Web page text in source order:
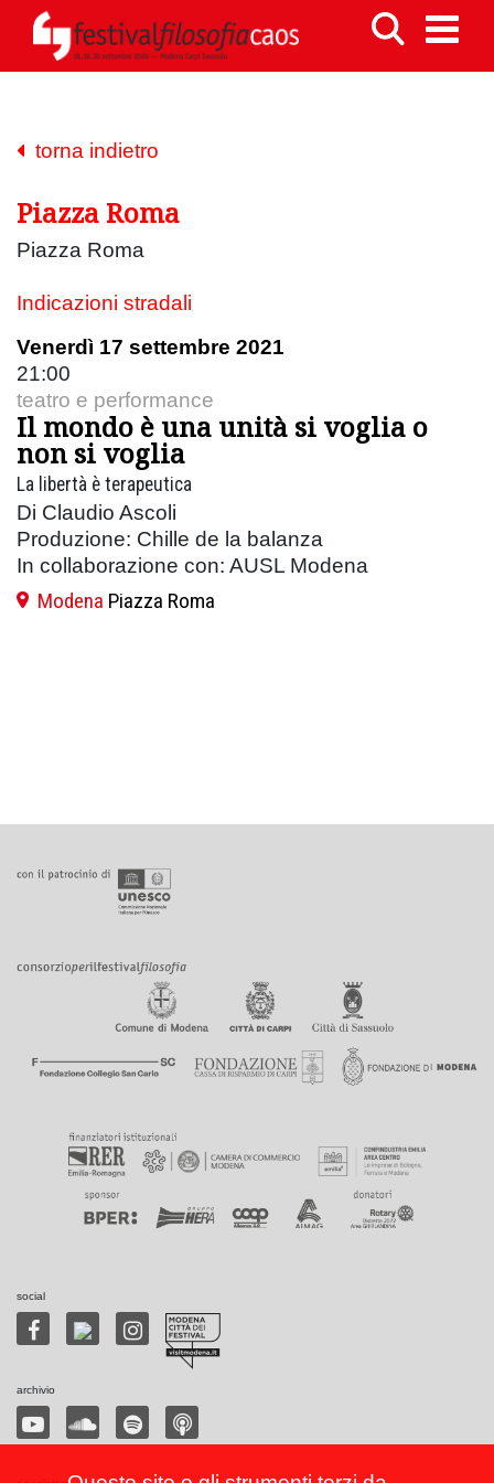
torna indietro
Piazza Roma
Piazza Roma
Indicazioni stradali
Venerdì 17 settembre 2021
21:00
teatro e performance
Il mondo è una unità si voglia o
non si voglia
La libertà è terapeutica
Di Claudio Ascoli
Produzione: Chille de la balanza
In collaborazione con: AUSL Modena
Modena Piazza Roma
social
archivio